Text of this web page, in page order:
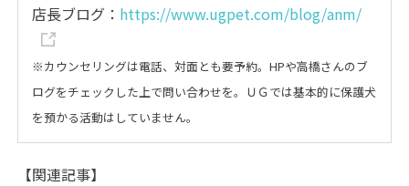
店長ブログ： https://www.ugpet.com/blog/anm/
※カウンセリングは電話、対面とも要予約。HPや高橋さんのブ
ログをチェックした上で問い合わせを。 ＵＧでは基本的に保護犬
を預かる活動はしていません。
【関連記事】